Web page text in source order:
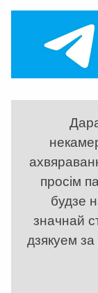
просім
будзе
значнай
дзякуем за